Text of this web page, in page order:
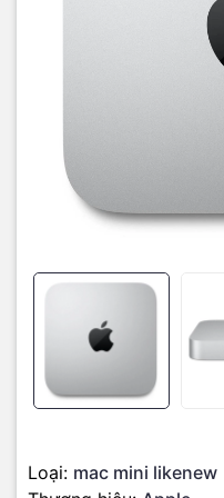
Loại: mac mini likenew
Bên ngoài của chiếc Mac
hợp kim nhôm được tái chế,